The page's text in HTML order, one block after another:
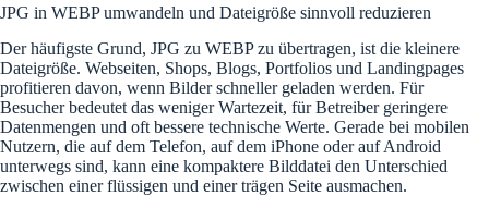
JPG in WEBP umwandeln und Dateigröße sinnvoll reduzieren
Der häufigste Grund, JPG zu WEBP zu übertragen, ist die kleinere
Dateigröße. Webseiten, Shops, Blogs, Portfolios und Landingpages
profitieren davon, wenn Bilder schneller geladen werden. Für
Besucher bedeutet das weniger Wartezeit, für Betreiber geringere
Datenmengen und oft bessere technische Werte. Gerade bei mobilen
Nutzern, die auf dem Telefon, auf dem iPhone oder auf Android
unterwegs sind, kann eine kompaktere Bilddatei den Unterschied
zwischen einer flüssigen und einer trägen Seite ausmachen.